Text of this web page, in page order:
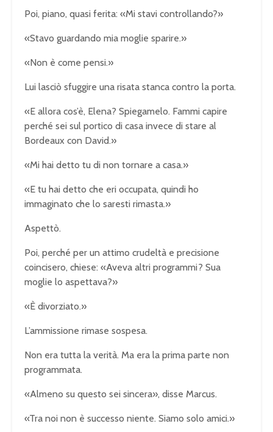
Poi, piano, quasi ferita: «Mi stavi controllando?»
«Stavo guardando mia moglie sparire.»
«Non è come pensi.»
Lui lasciò sfuggire una risata stanca contro la porta.
«E allora cos’è, Elena? Spiegamelo. Fammi capire
perché sei sul portico di casa invece di stare al
Bordeaux con David.»
«Mi hai detto tu di non tornare a casa.»
«E tu hai detto che eri occupata, quindi ho
immaginato che lo saresti rimasta.»
Aspettò.
Poi, perché per un attimo crudeltà e precisione
coincisero, chiese: «Aveva altri programmi? Sua
moglie lo aspettava?»
«È divorziato.»
L’ammissione rimase sospesa.
Non era tutta la verità. Ma era la prima parte non
programmata.
«Almeno su questo sei sincera», disse Marcus.
«Tra noi non è successo niente. Siamo solo amici.»